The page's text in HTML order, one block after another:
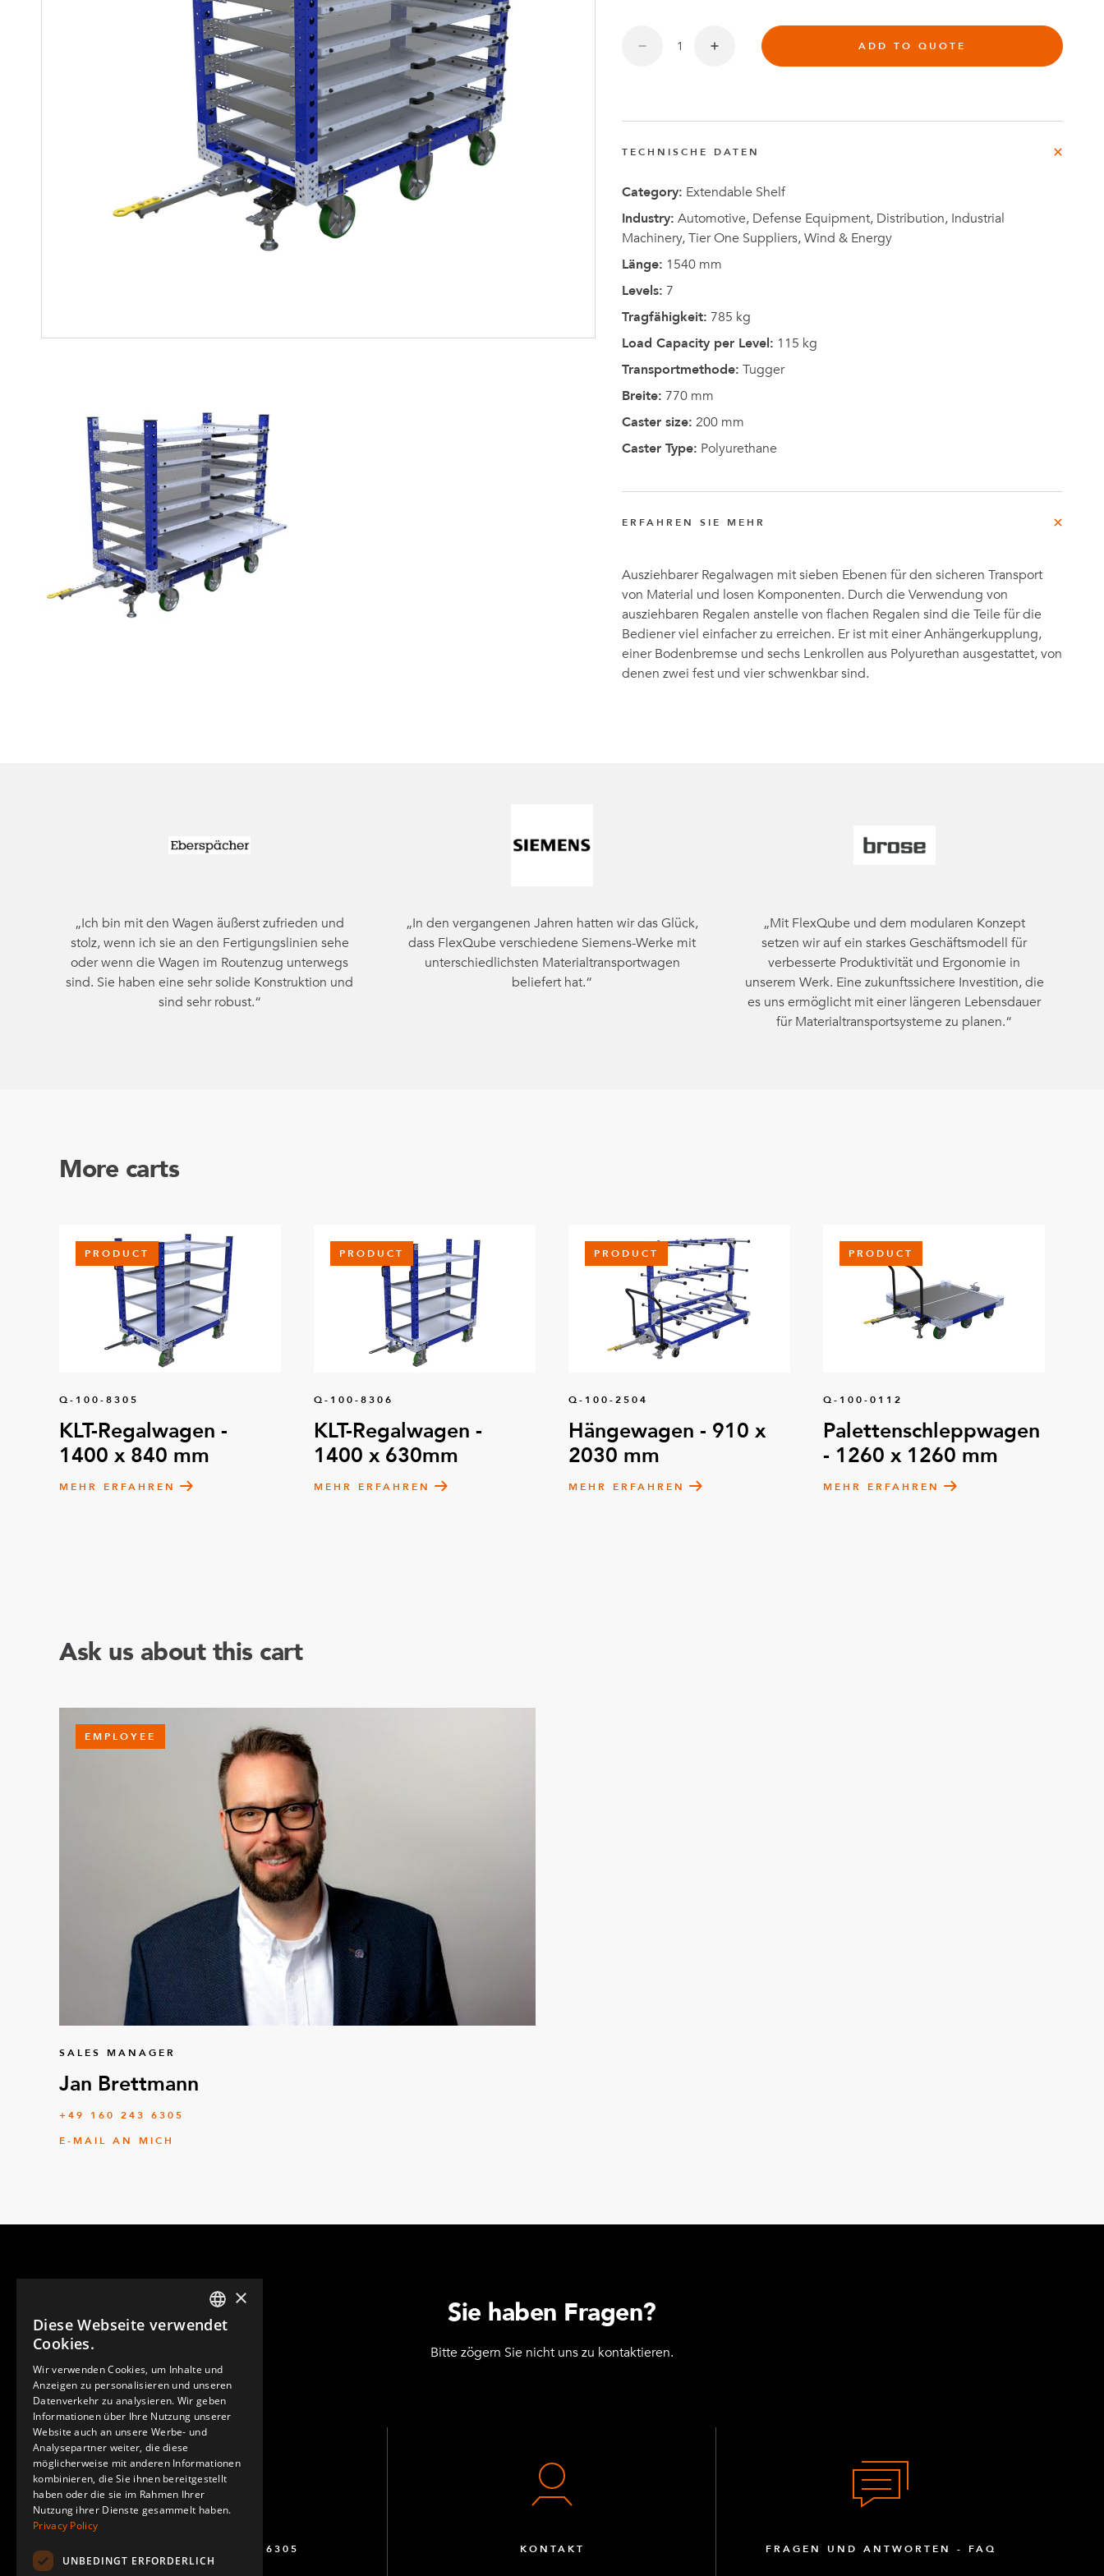
Mutter-Tochter-Lösungen
Bauteile
Anders
von
FlexQube
ADD TO QUOTE
TECHNISCHE DATEN
Category: Extendable Shelf
Industry: Automotive, Defense Equipment, Distribution, Industrial
Machinery, Tier One Suppliers, Wind & Energy
Länge: 1540 mm
Levels: 7
Tragfähigkeit: 785 kg
Load Capacity per Level: 115 kg
Transportmethode: Tugger
Breite: 770 mm
Caster size: 200 mm
Caster Type: Polyurethane
ERFAHREN SIE MEHR
Ausziehbarer Regalwagen mit sieben Ebenen für den sicheren Transport
von Material und losen Komponenten. Durch die Verwendung von
ausziehbaren Regalen anstelle von flachen Regalen sind die Teile für die
Bediener viel einfacher zu erreichen. Er ist mit einer Anhängerkupplung,
einer Bodenbremse und sechs Lenkrollen aus Polyurethan ausgestattet, von
denen zwei fest und vier schwenkbar sind.
„Ich bin mit den Wagen äußerst zufrieden und
stolz, wenn ich sie an den Fertigungslinien sehe
oder wenn die Wagen im Routenzug unterwegs
sind. Sie haben eine sehr solide Konstruktion und
sind sehr robust.“
„In den vergangenen Jahren hatten wir das Glück,
dass FlexQube verschiedene Siemens-Werke mit
unterschiedlichsten Materialtransportwagen
beliefert hat.“
„Mit FlexQube und dem modularen Konzept
setzen wir auf ein starkes Geschäftsmodell für
verbesserte Produktivität und Ergonomie in
unserem Werk. Eine zukunftssichere Investition, die
es uns ermöglicht mit einer längeren Lebensdauer
für Materialtransportsysteme zu planen.“
More carts
PRODUCT
Q-100-8305
KLT-Regalwagen -
1400 x 840 mm
MEHR ERFAHREN
PRODUCT
Q-100-8306
KLT-Regalwagen -
1400 x 630mm
MEHR ERFAHREN
PRODUCT
Q-100-2504
Hängewagen - 910 x
2030 mm
MEHR ERFAHREN
PRODUCT
Q-100-0112
Palettenschleppwagen
- 1260 x 1260 mm
MEHR ERFAHREN
Ask us about this cart
EMPLOYEE
SALES MANAGER
Jan Brettmann
+49 160 243 6305
E-MAIL AN MICH
Sie haben Fragen?
Bitte zögern Sie nicht uns zu kontaktieren.
+49 (0) 160 243 6305 KONTAKT FRAGEN UND ANTWORTEN - FAQ
ENGLISH
×
Diese Webseite verwendet
Cookies.
Wir verwenden Cookies, um Inhalte und
Anzeigen zu personalisieren und unseren
Datenverkehr zu analysieren. Wir geben
Informationen über Ihre Nutzung unserer
Website auch an unsere Werbe- und
Analysepartner weiter, die diese
möglicherweise mit anderen Informationen
kombinieren, die Sie ihnen bereitgestellt
haben oder die sie im Rahmen Ihrer
Nutzung ihrer Dienste gesammelt haben.
Privacy Policy
UNBEDINGT ERFORDERLICH